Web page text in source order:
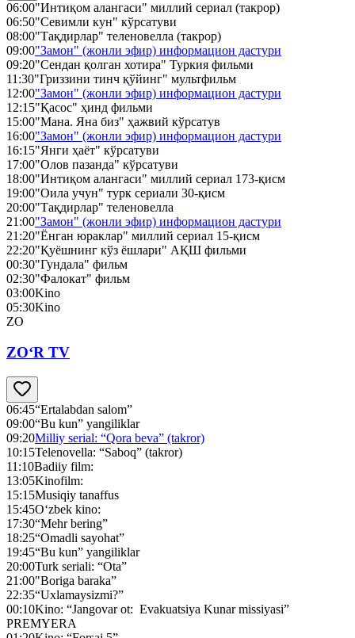
06:00"Интиқом алангаси" миллий сериал (такрор)
06:50"Севимли кун" кўрсатуви
08:00"Тақдирлар" теленовелла (такрор)
09:00"Замон" (жонли эфир) информацион дастури
09:20"Сендан қолган хотира" Туркия фильми
11:30"Гриззини тинч қўйинг" мультфильм
12:00"Замон" (жонли эфир) информацион дастури
12:15"Қасос" ҳинд фильми
15:00"Мана. Яна биз" ҳажвий кўрсатув
16:00"Замон" (жонли эфир) информацион дастури
16:15"Янги ҳаёт" кўрсатуви
17:00"Олов пазанда" кўрсатуви
18:00"Интиқом алангаси" миллий сериал 173-қисм
19:00"Оила учун" турк сериали 30-қисм
20:00"Тақдирлар" теленовелла
21:00"Замон" (жонли эфир) информацион дастури
21:20"Ёнган юраклар" миллий сериал 15-қисм
22:20"Қуёшнинг кўз ёшлари" АҚШ фильми
00:30"Гундала" фильм
02:30"Фалокат" фильм
03:00Kino
05:30Kino
ZO
ZO‘R TV
06:45“Ertalabdan salom”
09:00“Bu kun” yangiliklar
09:20Milliy serial: “Qora beva” (takror)
10:15Telenovella: “Saboq” (takror)
11:10Badiiy film:
13:05Kinofilm:
15:15Musiqiy tanaffus
15:45O‘zbek kino:
17:30“Mehr bering”
18:25“Omadli sayohat”
19:45“Bu kun” yangiliklar
20:00Turk seriali: “Ota”
21:00"Boriga baraka”
22:35“Uxlamaysizmi?”
00:10Kino: “Jangovar ot: Evakuatsiya Kunar missiyasi”
PREMYERA